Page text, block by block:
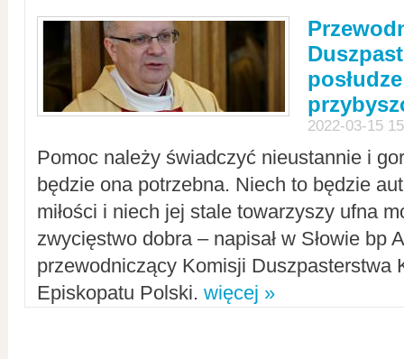
2022-03-15
Pomoc należy świadczyć nieustannie i
będzie ona potrzebna. Niech to będzie
miłości i niech jej stale towarzyszy ufna
zwycięstwo dobra – napisał w Słowie bp
przewodniczący Komisji Duszpasterstwa
Episkopatu Polski. więcej »